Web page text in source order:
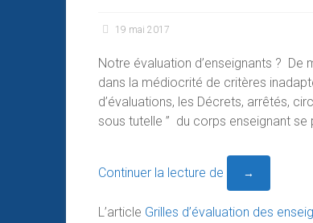
19 mai 2017
Notre évaluation d’enseignants ? De
dans la médiocrité de critères
d’évaluations, les Décrets, arrêtés,
sous tutelle ” du corps enseignant
Continuer la lecture de →
L’article Grilles d’évaluation des